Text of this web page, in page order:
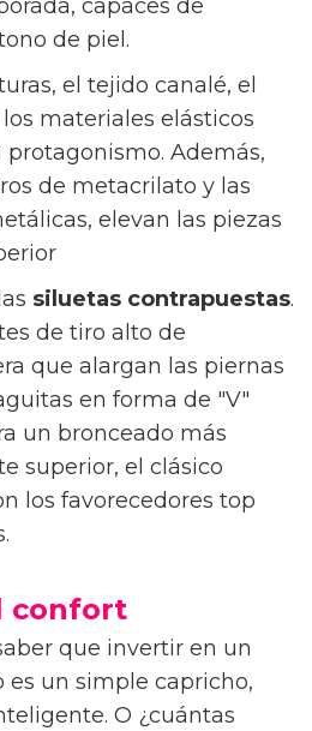
capaces de
de piel.
el tejido canalé, el
materiales elásticos
Además,
de metacrilato y las
elevan las piezas
siluetas contrapuestas.
de tiro alto de
que alargan las piernas
en forma de "V"
un bronceado más
superior, el clásico
los favorecedores top
confort
que invertir en un
un simple capricho,
O ¿cuántas